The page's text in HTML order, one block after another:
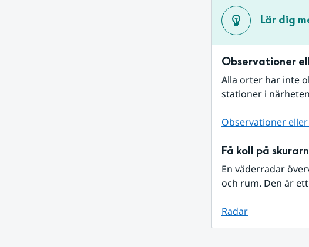
Lär dig
Observationer
Alla orter har inte
stationer i
Observationer
Få koll på
En väderradar
och rum. Den är
Radar